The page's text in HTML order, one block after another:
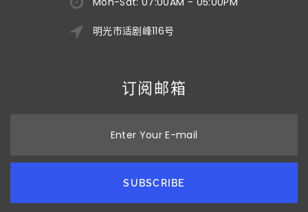
明光市适剧峰116号
订阅邮箱
Enter Your E-mail
SUBSCRIBE